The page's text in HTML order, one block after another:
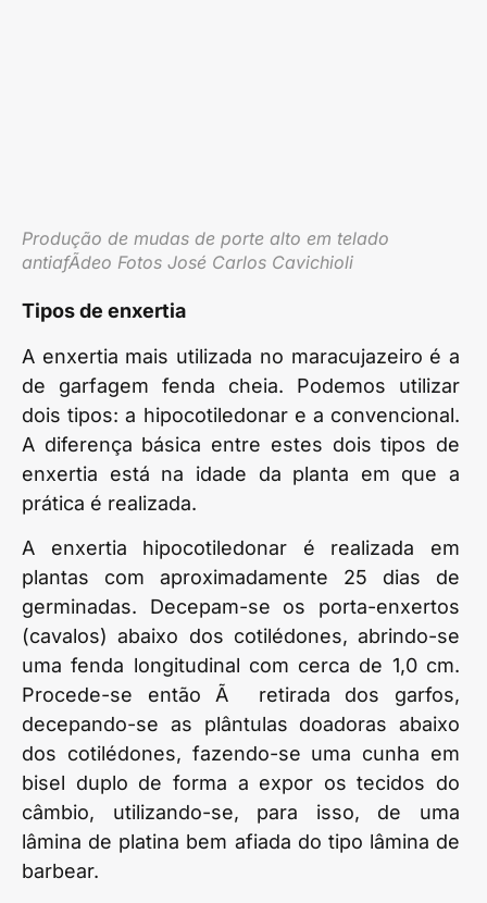
Produção de mudas de porte alto em telado
antiafÃ­deo Fotos José Carlos Cavichioli
Tipos de enxertia
A enxertia mais utilizada no maracujazeiro é a
de garfagem fenda cheia. Podemos utilizar
dois tipos: a hipocotiledonar e a convencional.
A diferença básica entre estes dois tipos de
enxertia está na idade da planta em que a
prática é realizada.
A enxertia hipocotiledonar é realizada em
plantas com aproximadamente 25 dias de
germinadas. Decepam-se os porta-enxertos
(cavalos) abaixo dos cotilédones, abrindo-se
uma fenda longitudinal com cerca de 1,0 cm.
Procede-se então Ã retirada dos garfos,
decepando-se as plântulas doadoras abaixo
dos cotilédones, fazendo-se uma cunha em
bisel duplo de forma a expor os tecidos do
câmbio, utilizando-se, para isso, de uma
lâmina de platina bem afiada do tipo lâmina de
barbear.